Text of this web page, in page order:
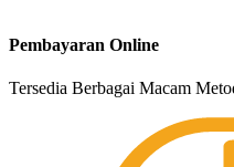
Pembayaran Online
Tersedia Berbagai Macam